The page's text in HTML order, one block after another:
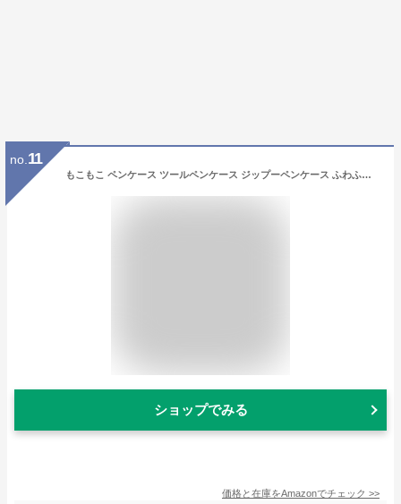
no. 11
もこもこ ペンケース ツールペンケース ジップーペンケース ふわふわ 大容量 多機能 筆箱 筆入れ 女性化粧ポーチ おしゃれ シンプル 可愛い 韓国 ペンケース ペンポーチ 塩の女の子 人気 ins映え 中小学生 高校生 大学生 子供 小物入れ 化粧品バック 携帯便利 プレゼント グレー
ショップでみる
価格と在庫をAmazonでチェック >>